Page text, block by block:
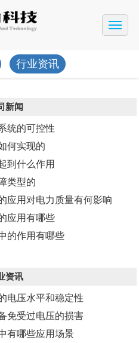
网站首页
产品展示
新闻动态
售后服务
联系我们
行业资讯
新闻
统的可控性
何实现的
到什么作用
类型的
应用对电力质量有何影响
应用有哪些
的作用有哪些
资讯
电压水平和稳定性
免受过电压的损害
有哪些应用场景